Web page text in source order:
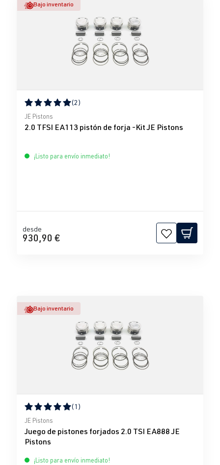
Bajo inventario
Calificación promedio de 5 de 5 estrellas
(2)
JE Pistons
2.0 TFSI EA113 pistón de forja -Kit JE Pistons
¡Listo para envío inmediato!
desde
930,90 €
Bajo inventario
Calificación promedio de 5 de 5 estrellas
(1)
JE Pistons
Juego de pistones forjados 2.0 TSI EA888 JE
Pistons
¡Listo para envío inmediato!